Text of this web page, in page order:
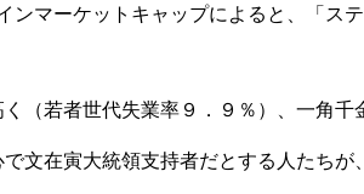
マーケットキャップによると、「ス
（若者世代失業率９．９％）、一角千
文在寅大統領支持者だとする人たちが